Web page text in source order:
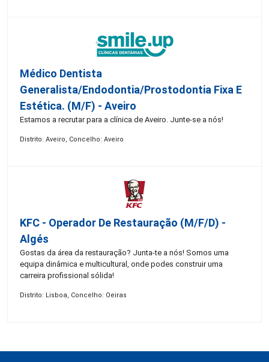
Médico Dentista
Generalista/Endodontia/Prostodontia Fixa E
Estética. (M/F) - Aveiro
Estamos a recrutar para a clínica de Aveiro. Junte-se a nós!
Distrito: Aveiro, Concelho: Aveiro
KFC - Operador De Restauração (m/f/d) -
Algés
Gostas da área da restauração? Junta-te a nós! Somos uma
equipa dinâmica e multicultural, onde podes construir uma
carreira profissional sólida!
Distrito: Lisboa, Concelho: Oeiras